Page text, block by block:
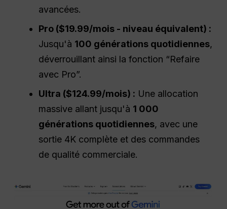
avancées.
Pro ($19.99/mois - niveau équivalent) :
Jusqu'à 100 générations quotidiennes,
déverrouillant ainsi la fonction “Refaire
avec Pro”.
Ultra ($124.99/mois) : Une allocation
massive allant jusqu'à 1 000
générations quotidiennes, avec une
sortie 4K complète et des commandes
de qualité commerciale.